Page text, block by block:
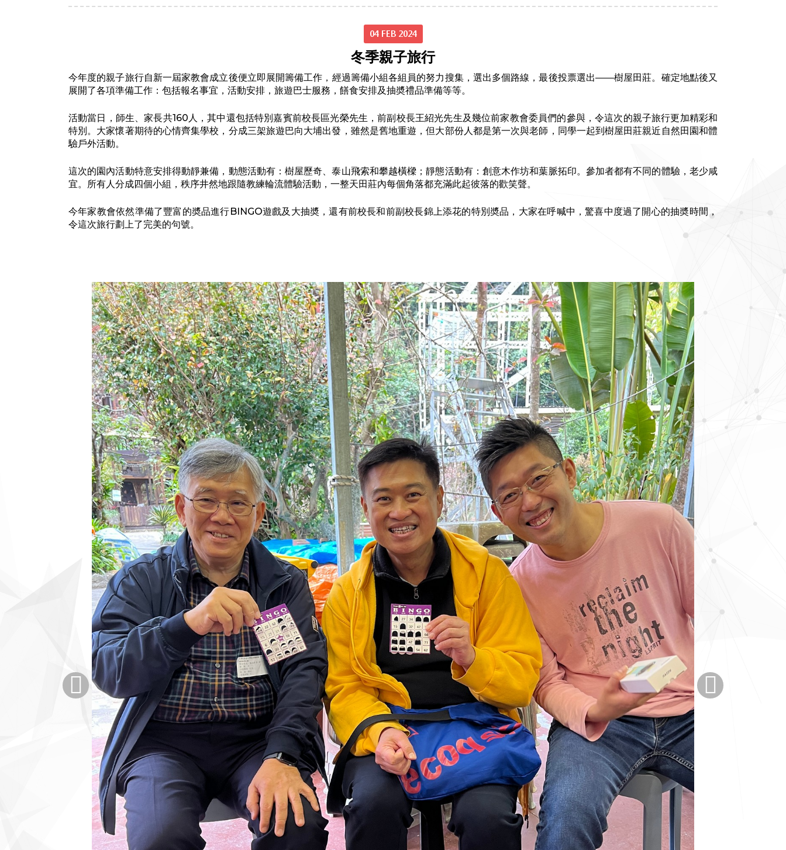
04 FEB 2024
冬季親子旅行
今年度的親子旅行自新一屆家教會成立後便立即展開籌備工作，經過籌備小組各組員的努力搜集，選出多個路線，最後投票選出――樹屋田莊。確定地點後又
展開了各項準備工作：包括報名事宜，活動安排，旅遊巴士服務，饍食安排及抽奬禮品準備等等。
活動當日，師生、家長共160人，其中還包括特別嘉賓前校長區光榮先生，前副校長王紹光先生及幾位前家教會委員們的參與，令這次的親子旅行更加精彩和
特別。大家懷著期待的心情齊集學校，分成三架旅遊巴向大埔出發，雖然是舊地重遊，但大部份人都是第一次與老師，同學一起到樹屋田莊親近自然田園和體
驗戶外活動。
這次的園內活動特意安排得動靜兼備，動態活動有：樹屋歷奇、泰山飛索和攀越橫樑；靜態活動有：創意木作坊和葉脈拓印。參加者都有不同的體驗，老少咸
宜。所有人分成四個小組，秩序井然地跟隨教練輪流體驗活動，一整天田莊內每個角落都充滿此起彼落的歡笑聲。
今年家教會依然準備了豐富的奬品進行BINGO遊戲及大抽奬，還有前校長和前副校長錦上添花的特別奬品，大家在呼喊中，驚喜中度過了開心的抽奬時間，
令這次旅行劃上了完美的句號。